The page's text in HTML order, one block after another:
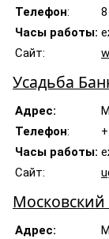
Телефон:
Часы работы:
Сайт:
Усадьба
Адрес:
Телефон:
Часы работы:
Сайт:
Адрес: